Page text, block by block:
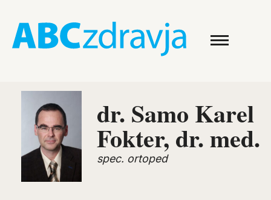
dr. Samo Karel
Fokter, dr. med.
spec. ortoped